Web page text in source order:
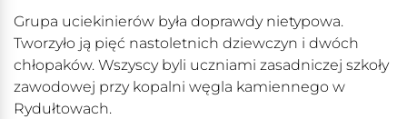
Grupa uciekinierów była doprawdy nietypowa.
Tworzyło ją pięć nastoletnich dziewczyn i dwóch
chłopaków. Wszyscy byli uczniami zasadniczej szkoły
zawodowej przy kopalni węgla kamiennego w
Rydułtowach.